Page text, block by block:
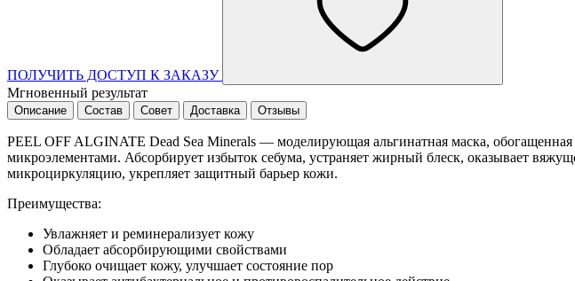
ПОЛУЧИТЬ ДОСТУП К ЗАКАЗУ
Мгновенный результат
Описание Состав Совет Доставка Отзывы
PEEL OFF ALGINATE Dead Sea Minerals — моделирующая альгинатная маска,
микроэлементами. Абсорбирует избыток себума, устраняет жирный блеск, оказывает
микроциркуляцию, укрепляет защитный барьер кожи.
Преимущества:
Увлажняет и реминерализует кожу
Обладает абсорбирующими свойствами
Глубоко очищает кожу, улучшает состояние пор